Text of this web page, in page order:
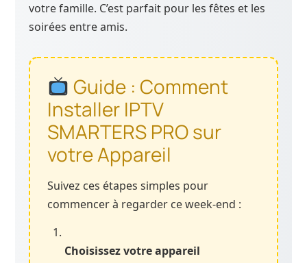
votre famille. C’est parfait pour les fêtes et les
soirées entre amis.
Guide : Comment
Installer IPTV
SMARTERS PRO sur
votre Appareil
Suivez ces étapes simples pour
commencer à regarder ce week-end :
Choisissez votre appareil